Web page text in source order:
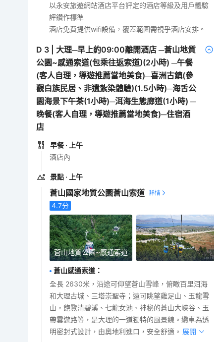
以永安旅遊網站酒店平台評定的酒店等級及用戶體驗
評鑽作標準
酒店免費提供wifi設備，覆蓋範圍需視乎酒店安排。
D 3
大理─早上約09:00離開酒店 ─蒼山地質
公園~感通索道(包乘往返索道)(2小時) ─午餐
(客人自理，導遊推薦當地美食)─喜洲古鎮(參
觀白族民居、非遺紮染體驗)(1.5小時)─海舌公
園海景下午茶(1小時)─洱海生態廊道(1小時) ─
晚餐(客人自理，導遊推薦當地美食)─住宿酒
店
早餐 · 上午
酒店內
景點 · 上午
蒼山國家地質公園蒼山索道
4.7分
蒼山地質公園~感通索道
蒼山感通索道 ：
全長 2630米，沿途可仰望蒼山雪峰，俯瞰百里洱海
和大理古城、三塔崇聖寺；遠可眺望雞足山、玉龍雪
山，飽覽清碧溪、七龍女池、神秘的蒼山大峽谷、玉
帶雲遊路等，是大理的一道獨特的風景線。纜車為透
明密封式設計，由奧地利進口，安全舒適。 展開